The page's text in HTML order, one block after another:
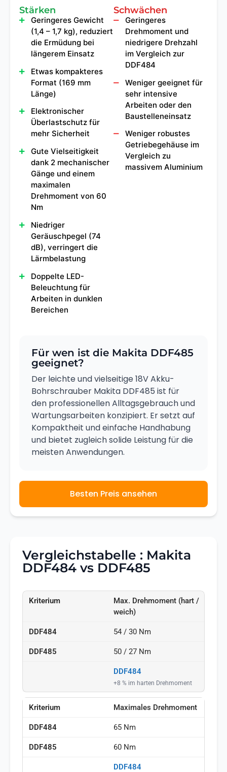
Stärken
Geringeres Gewicht
(1,4 – 1,7 kg), reduziert
die Ermüdung bei
längerem Einsatz
Etwas kompakteres
Format (169 mm
Länge)
Elektronischer
Überlastschutz für
mehr Sicherheit
Gute Vielseitigkeit
dank 2 mechanischer
Gänge und einem
maximalen
Drehmoment von 60
Nm
Niedriger
Geräuschpegel (74
dB), verringert die
Lärmbelastung
Doppelte LED-
Beleuchtung für
Arbeiten in dunklen
Bereichen
Schwächen
Geringeres
Drehmoment und
niedrigere Drehzahl
im Vergleich zur
DDF484
Weniger geeignet für
sehr intensive
Arbeiten oder den
Baustelleneinsatz
Weniger robustes
Getriebegehäuse im
Vergleich zu
massivem Aluminium
Für wen ist die Makita DDF485
geeignet?
Der leichte und vielseitige 18V Akku-
Bohrschrauber Makita DDF485 ist für
den professionellen Alltagsgebrauch und
Wartungsarbeiten konzipiert. Er setzt auf
Kompaktheit und einfache Handhabung
und bietet zugleich solide Leistung für die
meisten Anwendungen.
Besten Preis ansehen
Vergleichstabelle : Makita
DDF484 vs DDF485
Max. Drehmoment (hart /
weich)
54 / 30 Nm
50 / 27 Nm
DDF484
+8 % im harten Drehmoment
Maximales Drehmoment
65 Nm
60 Nm
DDF484